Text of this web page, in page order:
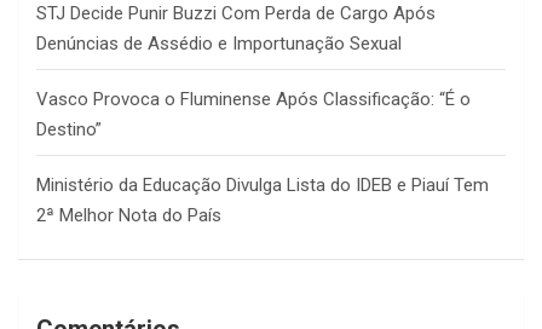
STJ Decide Punir Buzzi Com Perda de Cargo Após
Denúncias de Assédio e Importunação Sexual
Vasco Provoca o Fluminense Após Classificação: “É o
Destino”
Ministério da Educação Divulga Lista do IDEB e Piauí Tem
2ª Melhor Nota do País